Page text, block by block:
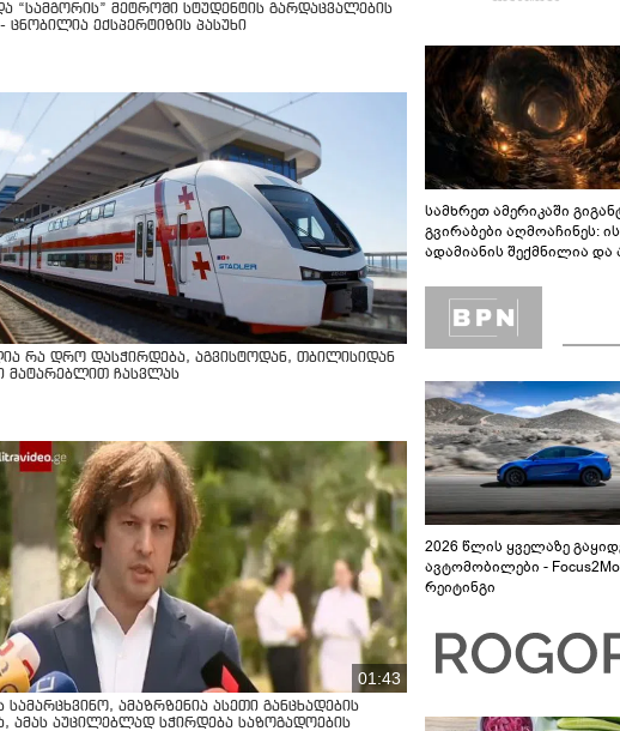
“სამგორის” მეტროში სტუდენტის გარდაცვალების
ცნობილია ექსპერტიზის პასუხი
რა დრო დასჭირდება, აგვისტოდან, თბილისიდან
მატარებლით ჩასვლას
01:43
სამარცხვინო, ამაზრზენია ასეთი განცხადების
ამას აუცილებლად სჭირდება საზოგადოების
სამხრეთ ამერიკაში
გვირაბები აღმოაჩინეს:
ადამიანის შექმნილია და
ლაბირინთები?
2026 წლის ყველაზე
ავტომობილები -
რეიტინგი